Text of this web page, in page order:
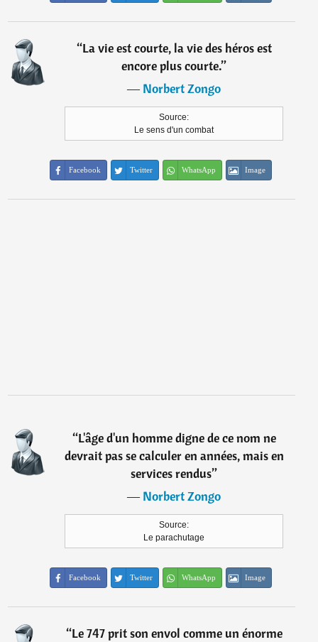
“La vie est courte, la vie des héros est
encore plus courte.”
―Norbert Zongo
Source:
Le sens d'un combat
Facebook Twitter WhatsApp Image
“L'âge d'un homme digne de ce nom ne
devrait pas se calculer en années, mais en
services rendus”
―Norbert Zongo
Source:
Le parachutage
Facebook Twitter WhatsApp Image
“Le 747 prit son envol comme un énorme